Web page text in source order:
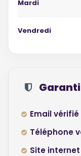
Mardi
Vendredi
Email vérifié
Téléphone
Site